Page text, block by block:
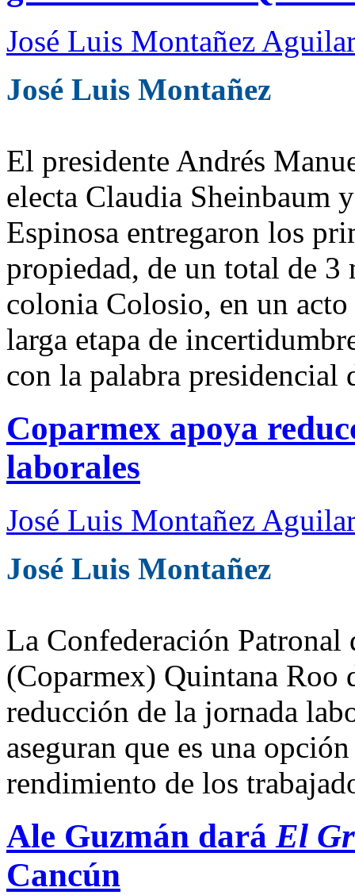
José Luis Montañez Aguilar
José Luis Montañez
El presidente Andrés
electa Claudia Sheinbaum
Espinosa entregaron los
propiedad, de un total de 3
colonia Colosio, en un
larga etapa de
con la palabra presidencial
Coparmex apoya
laborales
José Luis Montañez Aguilar
José Luis Montañez
La Confederación
(Coparmex) Quintana Roo
reducción de la jornada
aseguran que es una
rendimiento de los
Ale Guzmán dará El
Cancún